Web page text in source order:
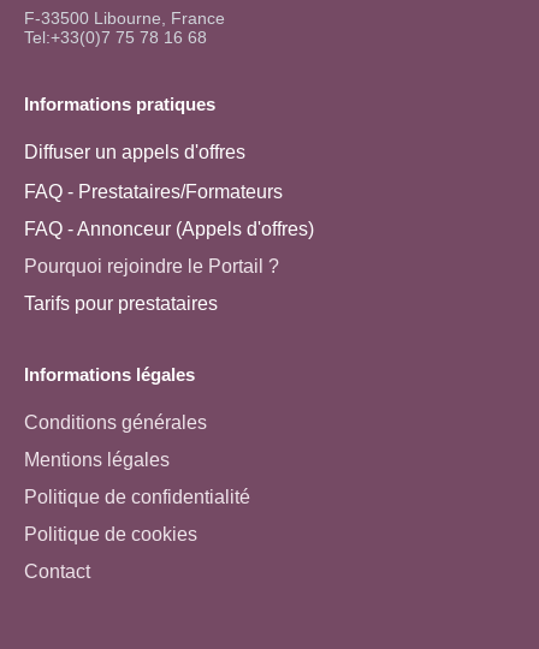
F-33500 Libourne, France
Tel:+33(0)7 75 78 16 68
Informations pratiques
Diffuser un appels d'offres
FAQ - Prestataires/Formateurs
FAQ - Annonceur (Appels d'offres)
Pourquoi rejoindre le Portail ?
Tarifs pour prestataires
Informations légales
Conditions générales
Mentions légales
Politique de confidentialité
Politique de cookies
Contact